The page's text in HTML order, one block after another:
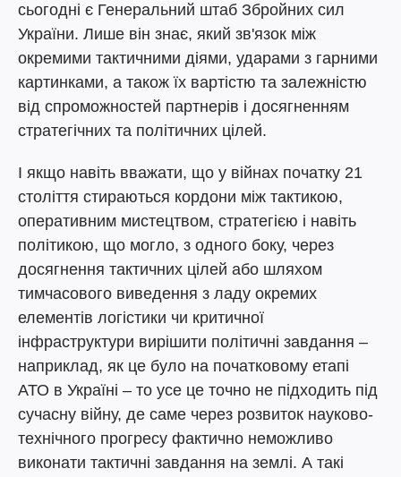
сьогодні є Генеральний штаб Збройних сил
України. Лише він знає, який зв'язок між
окремими тактичними діями, ударами з гарними
картинками, а також їх вартістю та залежністю
від спроможностей партнерів і досягненням
стратегічних та політичних цілей.
І якщо навіть вважати, що у війнах початку 21
століття стираються кордони між тактикою,
оперативним мистецтвом, стратегією і навіть
політикою, що могло, з одного боку, через
досягнення тактичних цілей або шляхом
тимчасового виведення з ладу окремих
елементів логістики чи критичної
інфраструктури вирішити політичні завдання –
наприклад, як це було на початковому етапі
АТО в Україні – то усе це точно не підходить під
сучасну війну, де саме через розвиток науково-
технічного прогресу фактично неможливо
виконати тактичні завдання на землі. А такі